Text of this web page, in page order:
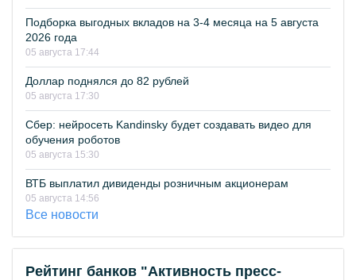
Подборка выгодных вкладов на 3-4 месяца на 5 августа
2026 года
05 августа 17:44
Доллар поднялся до 82 рублей
05 августа 17:30
Сбер: нейросеть Kandinsky будет создавать видео для
обучения роботов
05 августа 15:30
ВТБ выплатил дивиденды розничным акционерам
05 августа 14:56
Все новости
Рейтинг банков "Активность пресс-